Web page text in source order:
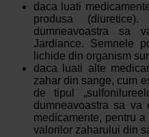
daca luati
produsa
dumneavoastra sa
Jardiance. Semnele
lichide din organism
daca luati alte
zahar din sange, cum
de tipul
dumneavoastra sa va
medicamente, pentru
valorilor zaharului din